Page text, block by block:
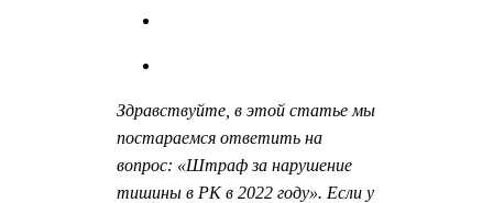
Здравствуйте, в этой статье мы
постараемся ответить на
вопрос: «Штраф за нарушение
тишины в РК в 2022 году». Если у